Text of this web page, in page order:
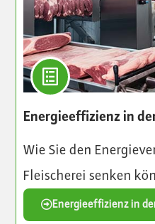
Energieeffizienz in
Wie Sie den
Fleischerei senken
Energieeffizienz in